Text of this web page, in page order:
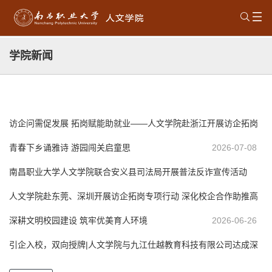
学院新闻
访企问需促发展 拓岗赋能助就业——人文学院赴浙江开展访企拓岗
专项行动 2026-07-27
青春下乡诵雅诗 游园闯关启童思 2026-07-08
南昌职业大学人文学院联合安义县司法局开展普法反诈宣传活动
2026-07-08
人文学院赴东莞、深圳开展访企拓岗专项行动 深化校企合作助推高
质量就业 2026-07-05
深耕文明校园建设 筑牢优美育人环境 2026-06-26
引企入校，双向授牌|人文学院与九江仕越教育科技有限公司达成深
度合作